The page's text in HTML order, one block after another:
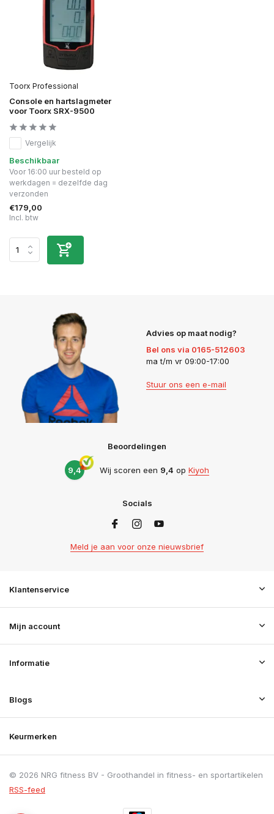
Toorx Professional
Console en hartslagmeter
voor Toorx SRX-9500
Vergelijk
Beschikbaar
Voor 16:00 uur besteld op
werkdagen = dezelfde dag
verzonden
€179,00
Incl. btw
Advies op maat nodig?
Bel ons via 0165-512603
ma t/m vr 09:00-17:00
Stuur ons een e-mail
Beoordelingen
9,4 Wij scoren een 9,4 op Kiyoh
Socials
Meld je aan voor onze nieuwsbrief
Klantenservice
Mijn account
Informatie
Blogs
Keurmerken
© 2026 NRG fitness BV - Groothandel in fitness- en sportartikelen
RSS-feed